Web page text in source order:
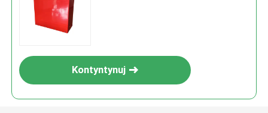
Kontyntynuj